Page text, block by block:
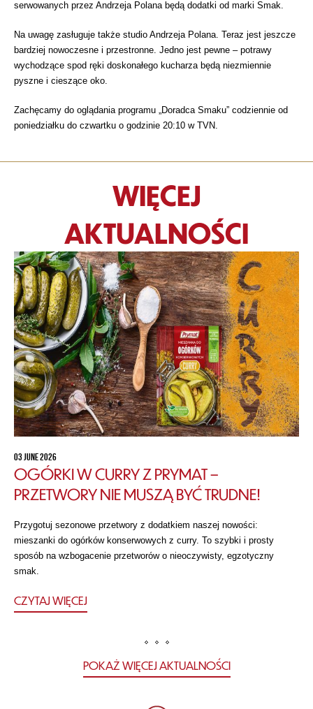
serwowanych przez Andrzeja Polana będą dodatki od marki Smak.
Na uwagę zasługuje także studio Andrzeja Polana. Teraz jest jeszcze
bardziej nowoczesne i przestronne. Jedno jest pewne – potrawy
wychodzące spod ręki doskonałego kucharza będą niezmiennie
pyszne i cieszące oko.
Zachęcamy do oglądania programu „Doradca Smaku” codziennie od
poniedziałku do czwartku o godzinie 20:10 w TVN.
WIĘCEJ
AKTUALNOŚCI
03 JUNE 2026
OGÓRKI W CURRY Z PRYMAT –
PRZETWORY NIE MUSZĄ BYĆ TRUDNE!
Przygotuj sezonowe przetwory z dodatkiem naszej nowości:
mieszanki do ogórków konserwowych z curry. To szybki i prosty
sposób na wzbogacenie przetworów o nieoczywisty, egzotyczny
smak.
CZYTAJ WIĘCEJ
POKAŻ WIĘCEJ AKTUALNOŚCI